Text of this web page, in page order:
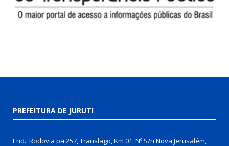
PREFEITURA DE JURUTI
End.: Rodovia pa 257, Translago, Km 01, Nº S/n Nova Jerusalém,